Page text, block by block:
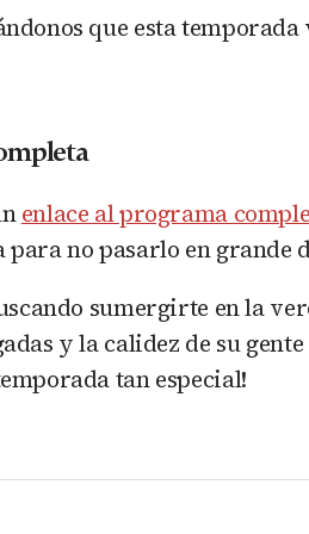
que esta
enlace al programa
para no pasarlo en
sumergirte en la
y la calidez de su
tan especial!